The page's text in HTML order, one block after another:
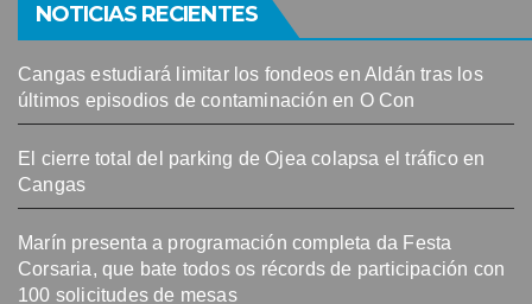
NOTICIAS RECIENTES
Cangas estudiará limitar los fondeos en Aldán tras los
últimos episodios de contaminación en O Con
El cierre total del parking de Ojea colapsa el tráfico en
Cangas
Marín presenta a programación completa da Festa
Corsaria, que bate todos os récords de participación con
100 solicitudes de mesas